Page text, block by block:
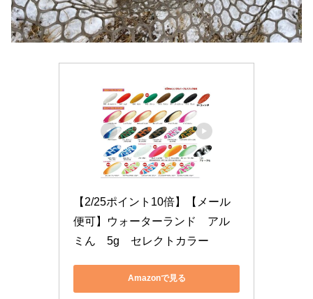
【2/25ポイント10倍】【メール
便可】ウォーターランド　アル
ミん　5g　セレクトカラー
Amazonで見る